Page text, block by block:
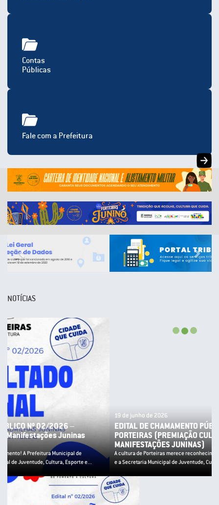
Contas
Públicas
Fale com a Prefeitura
Previous
NOTÍCIAS
19 de junho de 2026
EDITAL DE CHAMAMENTO PÚBLICO Nº 02/2026 – PNAB
PORTEIRAS (PREMIAÇÃO CULTURA POPULAR E
MANIFESTAÇÕES JUNINAS)
A cultura de Porteiras merece reconhecimento! A Prefeitura Municipal de Porteiras
e a Secretaria Municipal de Juventude, Cultura, Esporte e...